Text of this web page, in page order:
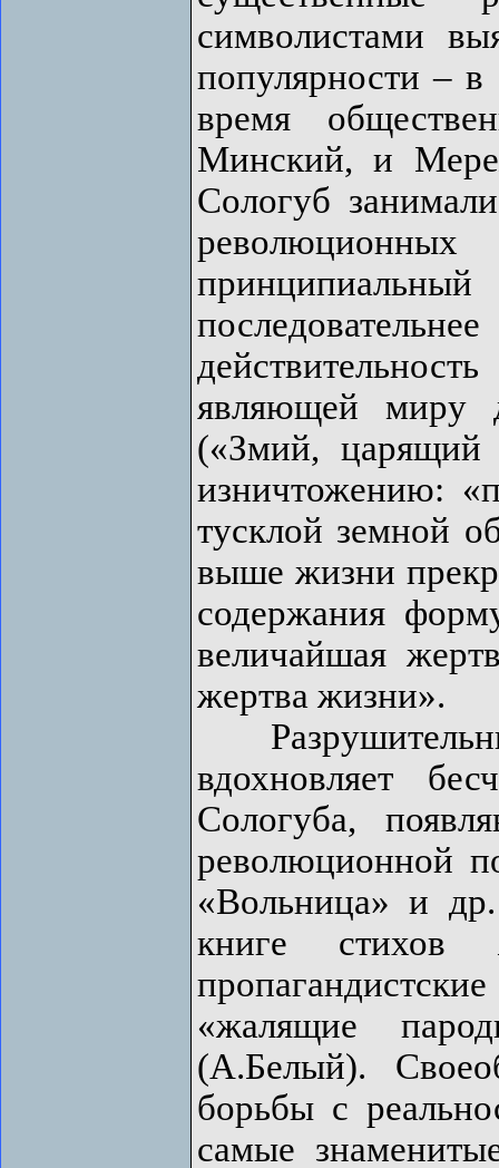
символистами
популярности –
время
Минский, и
Сологуб
являющей миру
(«Змий, царящий
изничтожению:
тусклой земной
выше жизни
содержания
величайшая
жертва жизни».
вдохновляет
Сологуба,
революционной
«Вольница» и
книге стихов
«жалящие
(А.Белый).
борьбы с
самые